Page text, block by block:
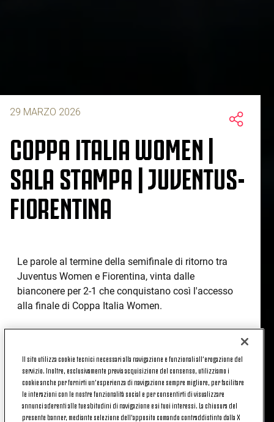
29 MARZO 2026
COPPA ITALIA WOMEN |
SALA STAMPA | JUVENTUS-
FIORENTINA
Le parole al termine della semifinale di ritorno tra
Juventus Women e Fiorentina, vinta dalle
bianconere per 2-1 che conquistano così l'accesso
alla finale di Coppa Italia Women.
LE PAROLE DEL POST PARTITA
MISTER MASSIMILIANO CANZI
«Per noi la finale di Coppa Italia è un traguardo
Il sito utilizza cookie tecnici necessari alla navigazione e funzionali all’erogazione del
servizio. Inoltre, esclusivamente previa acquisizione del consenso, utilizziamo i
cookie anche per fornirti un’esperienza di navigazione sempre migliore, per facilitare
le interazioni con le nostre funzionalità social e per consentirti di visualizzare
annunci aderenti alle tue abitudini di navigazione e ai tuoi interessi. La chiusura del
presente banner, mediante selezione dell’apposito comando contraddistinto dalla X